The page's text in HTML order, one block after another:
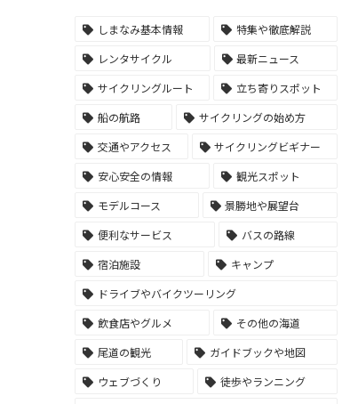
しまなみ基本情報
特集や徹底解説
レンタサイクル
最新ニュース
サイクリングルート
立ち寄りスポット
船の航路
サイクリングの始め方
交通やアクセス
サイクリングビギナー
安心安全の情報
観光スポット
モデルコース
景勝地や展望台
便利なサービス
バスの路線
宿泊施設
キャンプ
ドライブやバイクツーリング
飲食店やグルメ
その他の海道
尾道の観光
ガイドブックや地図
ウェブづくり
徒歩やランニング